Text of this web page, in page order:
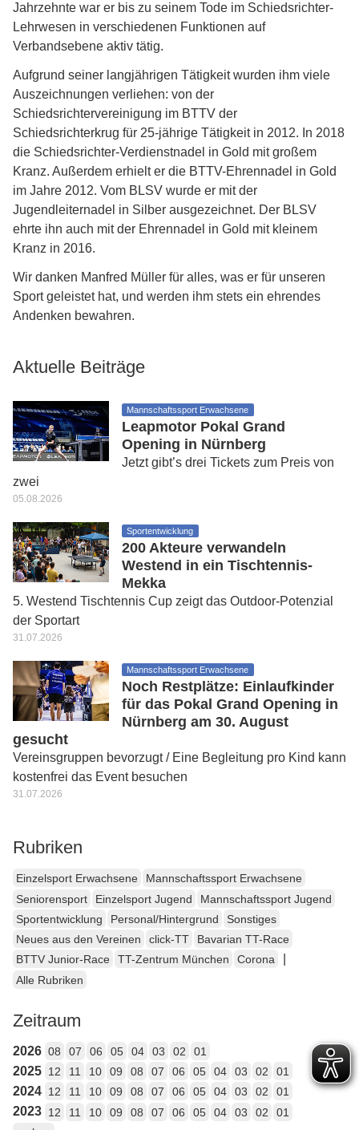
Jahrzehnte war er bis zu seinem Tode im Schiedsrichter-
Lehrwesen in verschiedenen Funktionen auf
Verbandsebene aktiv tätig.
Aufgrund seiner langjährigen Tätigkeit wurden ihm viele
Auszeichnungen verliehen: von der
Schiedsrichtervereinigung im BTTV der
Schiedsrichterkrug für 25-jährige Tätigkeit in 2012. In 2018
die Schiedsrichter-Verdienstnadel in Gold mit großem
Kranz. Außerdem erhielt er die BTTV-Ehrennadel in Gold
im Jahre 2012. Vom BLSV wurde er mit der
Jugendleiternadel in Silber ausgezeichnet. Der BLSV
ehrte ihn auch mit der Ehrennadel in Gold mit kleinem
Kranz in 2016.
Wir danken Manfred Müller für alles, was er für unseren
Sport geleistet hat, und werden ihm stets ein ehrendes
Andenken bewahren.
Aktuelle Beiträge
Mannschaftssport Erwachsene
Leapmotor Pokal Grand
Opening in Nürnberg
Jetzt gibt’s drei Tickets zum Preis von
zwei
05.08.2026
Sportentwicklung
200 Akteure verwandeln
Westend in ein Tischtennis-
Mekka
5. Westend Tischtennis Cup zeigt das Outdoor-Potenzial
der Sportart
31.07.2026
Mannschaftssport Erwachsene
Noch Restplätze: Einlaufkinder
für das Pokal Grand Opening in
Nürnberg am 30. August
gesucht
Vereinsgruppen bevorzugt / Eine Begleitung pro Kind kann
kostenfrei das Event besuchen
31.07.2026
Rubriken
Einzelsport Erwachsene
Mannschaftssport Erwachsene
Seniorensport
Einzelsport Jugend
Mannschaftssport Jugend
Sportentwicklung
Personal/Hintergrund
Sonstiges
Neues aus den Vereinen
click-TT
Bavarian TT-Race
BTTV Junior-Race
TT-Zentrum München Corona
Alle Rubriken
Zeitraum
2026 08 07 06 05 04 03 02 01
2025 12 11 10 09 08 07 06 05 04 03 02 01
2024 12 11 10 09 08 07 06 05 04 03 02 01
2023 12 11 10 09 08 07 06 05 04 03 02
01